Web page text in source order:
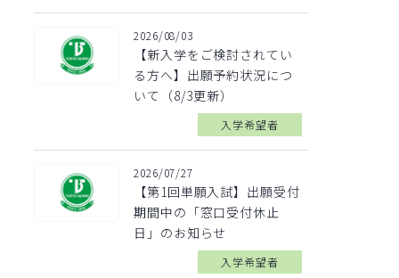
2026/08/03
【新入学をご検討されてい
る方へ】出願予約状況につ
いて（8/3更新）
入学希望者
2026/07/27
【第1回単願入試】出願受付
期間中の「窓口受付休止
日」のお知らせ
入学希望者